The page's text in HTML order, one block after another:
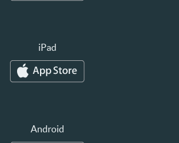
iPad
Android